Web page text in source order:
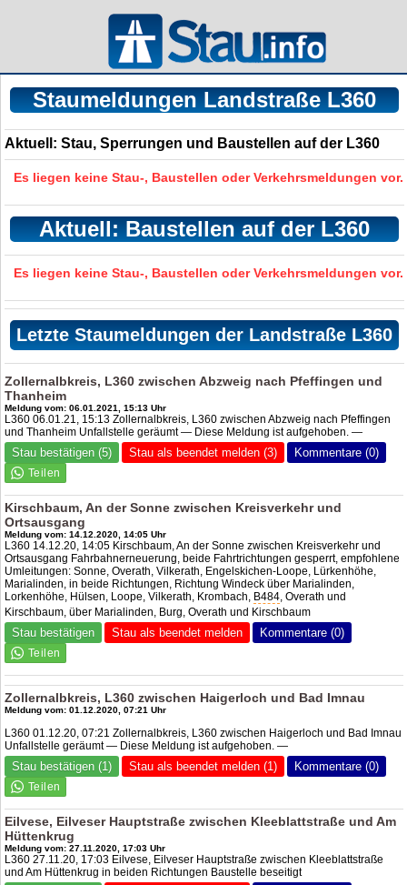
Staumeldungen Landstraße L360
Aktuell: Stau, Sperrungen und Baustellen auf der L360
Es liegen keine Stau-, Baustellen oder Verkehrsmeldungen vor.
Aktuell: Baustellen auf der L360
Es liegen keine Stau-, Baustellen oder Verkehrsmeldungen vor.
Letzte Staumeldungen der Landstraße L360
Zollernalbkreis, L360 zwischen Abzweig nach Pfeffingen und
Thanheim
Meldung vom: 06.01.2021, 15:13 Uhr
L360 06.01.21, 15:13 Zollernalbkreis, L360 zwischen Abzweig nach Pfeffingen
und Thanheim Unfallstelle geräumt — Diese Meldung ist aufgehoben. —
Stau bestätigen (5) Stau als beendet melden (3) Kommentare (0)
Kirschbaum, An der Sonne zwischen Kreisverkehr und
Ortsausgang
Meldung vom: 14.12.2020, 14:05 Uhr
L360 14.12.20, 14:05 Kirschbaum, An der Sonne zwischen Kreisverkehr und
Ortsausgang Fahrbahnerneuerung, beide Fahrtrichtungen gesperrt, empfohlene
Umleitungen: Sonne, Overath, Vilkerath, Engelskichen-Loope, Lürkenhöhe,
Marialinden, in beide Richtungen, Richtung Windeck über Marialinden,
Lorkenhöhe, Hülsen, Loope, Vilkerath, Krombach, B484, Overath und
Kirschbaum, über Marialinden, Burg, Overath und Kirschbaum
Stau bestätigen Stau als beendet melden Kommentare (0)
Zollernalbkreis, L360 zwischen Haigerloch und Bad Imnau
Meldung vom: 01.12.2020, 07:21 Uhr
L360 01.12.20, 07:21 Zollernalbkreis, L360 zwischen Haigerloch und Bad Imnau
Unfallstelle geräumt — Diese Meldung ist aufgehoben. —
Stau bestätigen (1) Stau als beendet melden (1) Kommentare (0)
Eilvese, Eilveser Hauptstraße zwischen Kleeblattstraße und Am
Hüttenkrug
Meldung vom: 27.11.2020, 17:03 Uhr
L360 27.11.20, 17:03 Eilvese, Eilveser Hauptstraße zwischen Kleeblattstraße
und Am Hüttenkrug in beiden Richtungen Baustelle beseitigt